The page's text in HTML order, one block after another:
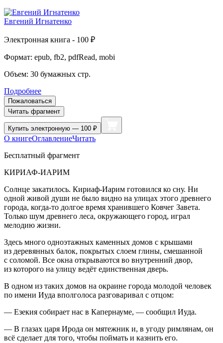
Евгений Игнатенко
Электронная книга - 100 ₽
Формат: epub, fb2, pdfRead, mobi
Объем: 30 бумажных стр.
Подробнее
Пожаловаться
Читать фрагмент
Купить электронную — 100 ₽
О книгеОглавлениеЧитать
Бесплатный фрагмент
КИРИАФ-ИАРИМ
Солнце закатилось. Кириаф-Иарим готовился ко сну. Ни
одной живой души не было видно на улицах этого древнего
города, когда-то долгое время хранившего Ковчег Завета.
Только шум древнего леса, окружающего город, играл
мелодию жизни.
Здесь много одноэтажных каменных домов с крышами
из деревянных балок, покрытых слоем глины, смешанной
с соломой. Все окна открываются во внутренний двор,
из которого на улицу ведёт единственная дверь.
В одном из таких домов на окраине города молодой человек
по имени Иуда вполголоса разговаривал с отцом:
— Езекия собирает нас в Капернауме, — сообщил Иуда.
— В глазах царя Ирода он мятежник и, в угоду римлянам, он
всё сделает для того, чтобы поймать и казнить его.